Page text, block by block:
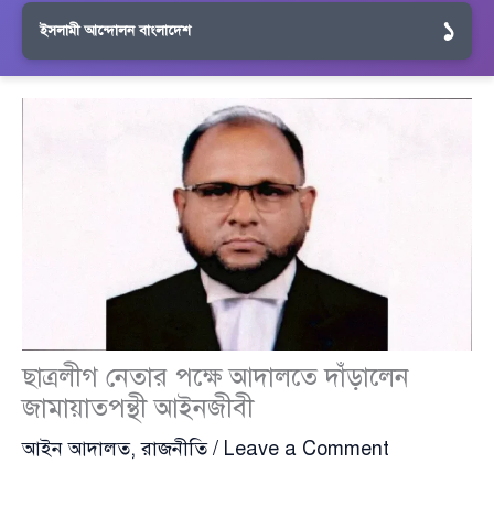
ইসলামী আন্দোলন বাংলাদেশ ১
ছাত্রলীগ নেতার পক্ষে আদালতে দাঁড়ালেন
জামায়াতপন্থী আইনজীবী
আইন আদালত,রাজনীতি/ Leave a Comment